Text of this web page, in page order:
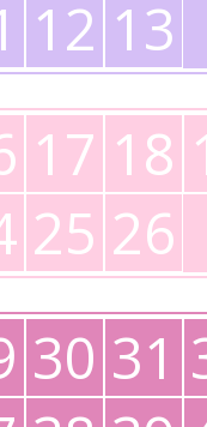
12 13
17 18
25 26
30 31